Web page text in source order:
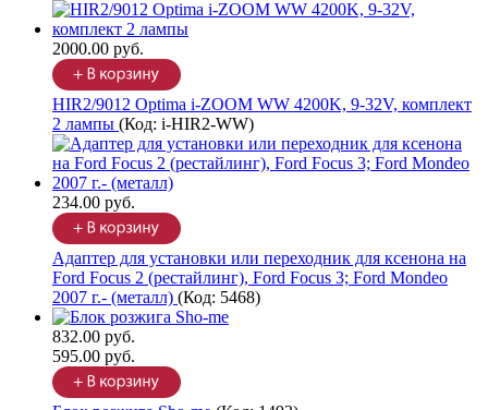
2000.00 руб.
HIR2/9012 Optima i-ZOOM WW 4200K, 9-32V, комплект
2 лампы (Код: i-HIR2-WW)
234.00 руб.
Адаптер для установки или переходник для ксенона на
Ford Focus 2 (рестайлинг), Ford Focus 3; Ford Mondeo
2007 г.- (металл) (Код: 5468)
832.00 руб.
595.00 руб.